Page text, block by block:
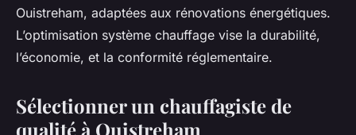
Ouistreham, adaptées aux rénovations énergétiques.
L’optimisation système chauffage vise la durabilité,
l’économie, et la conformité réglementaire.
Sélectionner un chauffagiste de
qualité à Ouistreham